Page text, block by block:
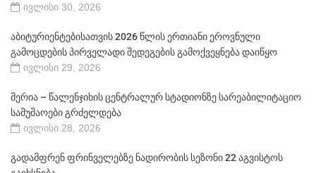
ივლისი 30, 2026
აბიტურიენტებისათვის 2026 წლის ერთიანი ეროვნული
გამოცდების პირველადი შედეგების გამოქვეყნება დაიწყო
ივლისი 29, 2026
მერია – წალენჯიხის ცენტრალურ სტადიონზე სარეაბილიტაციო
სამუშაოები გრძელდება
ივლისი 28, 2026
გადამფრენ ფრინველებზე ნადირობის სეზონი 22 აგვისტოს